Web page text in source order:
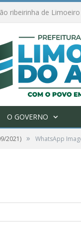
O GOVERNO
2021) » WhatsApp